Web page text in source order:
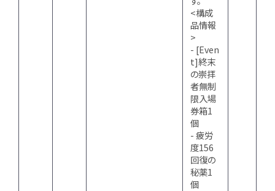
<構成
品情報
>
- [Even
t]終末
の崇拝
者無制
限入場
券箱1
個
- 疲労
度156
回復の
秘薬1
個